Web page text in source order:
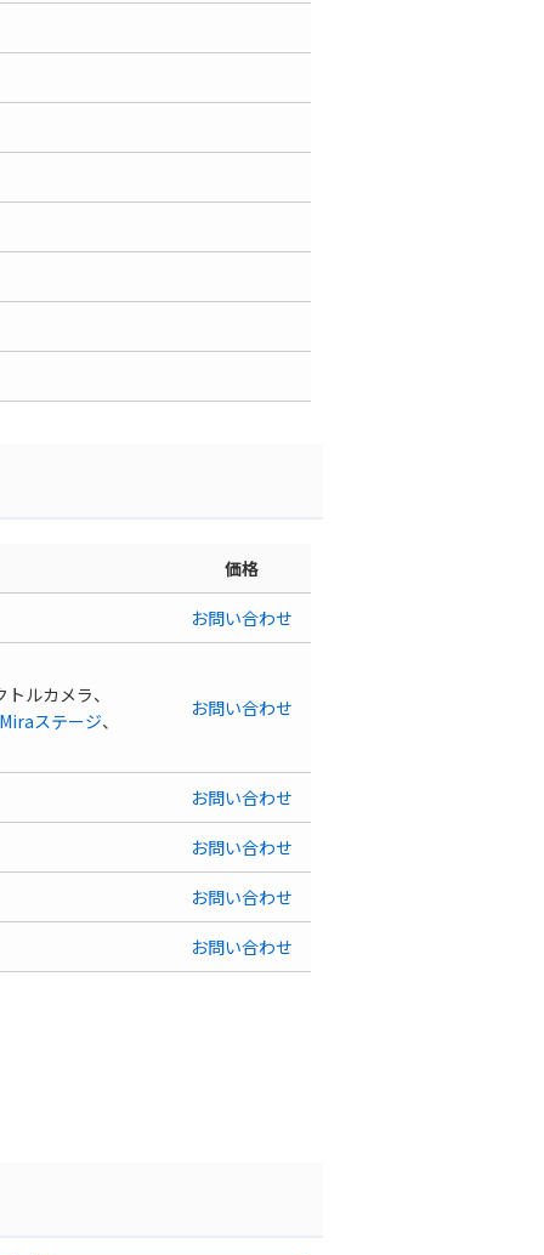
価格
お問い合わせ
ルカメラ、
ステージ、
お問い合わせ
お問い合わせ
お問い合わせ
お問い合わせ
お問い合わせ